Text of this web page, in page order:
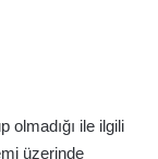
olmadığı ile ilgili
üzerinde